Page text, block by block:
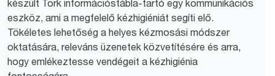
készült Tork információstábla-tartó egy kommunikációs
eszköz, ami a megfelelő kézhigiéniát segíti elő.
Tökéletes lehetőség a helyes kézmosási módszer
oktatására, releváns üzenetek közvetítésére és arra,
hogy emlékeztesse vendégeit a kézhigiénia